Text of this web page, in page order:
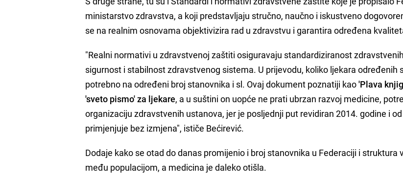
ministarstvo zdravstva, a koji predstavljaju stručno, naučno i iskustveno
se na realnim osnovama objektivizira rad u zdravstvu i garantira određena
"Realni normativi u zdravstvenoj zaštiti osiguravaju standardiziranost
sigurnost i stabilnost zdravstvenog sistema. U prijevodu, koliko ljekara određenih
potrebno na određeni broj stanovnika i sl. Ovaj dokument poznatiji kao'Plava
'sveto pismo' za ljekare, a u suštini on uopće ne prati ubrzan razvoj medicine,
organizaciju zdravstvenih ustanova, jer je posljednji put revidiran 2014. godine i
primjenjuje bez izmjena", ističe Bećirević.
Dodaje kako se otad do danas promijenio i broj stanovnika u Federaciji i struktura
među populacijom, a medicina je daleko otišla.